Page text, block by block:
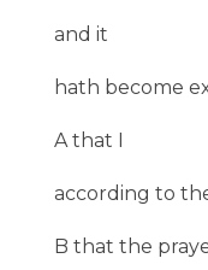
and it
hath become
A that I
according to
B that the